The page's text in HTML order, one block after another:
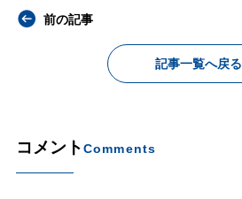
前の記事
記事一覧へ戻る
コメントComments